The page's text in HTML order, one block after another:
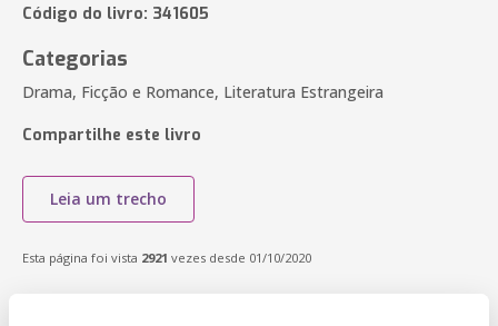
Código do livro: 341605
Categorias
Drama, Ficção e Romance, Literatura Estrangeira
Compartilhe este livro
Leia um trecho
Esta página foi vista 2921 vezes desde 01/10/2020